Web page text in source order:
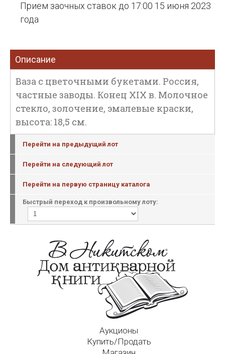
Прием заочных ставок до 17:00 15 июня 2023
года
Описание
Ваза с цветочными букетами. Россия,
частные заводы. Конец XIX в. Молочное
стекло, золочение, эмалевые краски,
высота: 18,5 см.
Перейти на предыдущий лот
Перейти на следующий лот
Перейти на первую страницу каталога
Быстрый переход к произвольному лоту:
Аукционы
Купить/Продать